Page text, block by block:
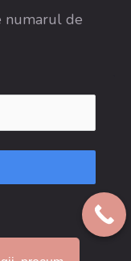
numarul de